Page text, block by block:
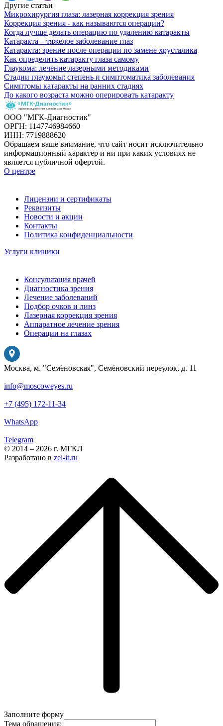
Другие статьи
Микрохирургия глаза: лазерная коррекция зрения
Коррекция зрения - как называются операции?
Когда лучше делать операцию по удалению катаракты
Катаракта – тяжелое заболевание глаз
Катаракта: зрение после операции по замене хрусталика
Как определить катаракту глаза самому
Глаукома: лечение лазерными методиками
Стадии глаукомы: степень и симптоматика заболевания
Симптомы катаракты на ранних стадиях
До какого возраста можно оперировать катаракту
ООО "МГК-Диагностик"
ОРГН: 1147746984660
ИНН: 7719888620
Обращаем ваше внимание, что сайт носит исключительно
информационный характер и ни при каких условиях не
является публичной офертой.
О центре
Лицензии и сертификаты
Реквизиты
Новости и акции
Контакты
Политика конфиденциальности
Услуги клиники
Консультация врачей
Диагностика зрения
Лечение заболеваний
Подбор очков и линз
Лазерная коррекция зрения
Аппаратное лечение зрения
Операции на глазах
Москва, м. "Семёновская", Семёновский переулок, д. 11
info@moscoweyes.ru
+7 (495) 172-11-34
WhatsApp
Telegram
© 2014 – 2026 г. МГКЛ
Разработано в zel-it.ru
Заполните форму
Тема обращения: